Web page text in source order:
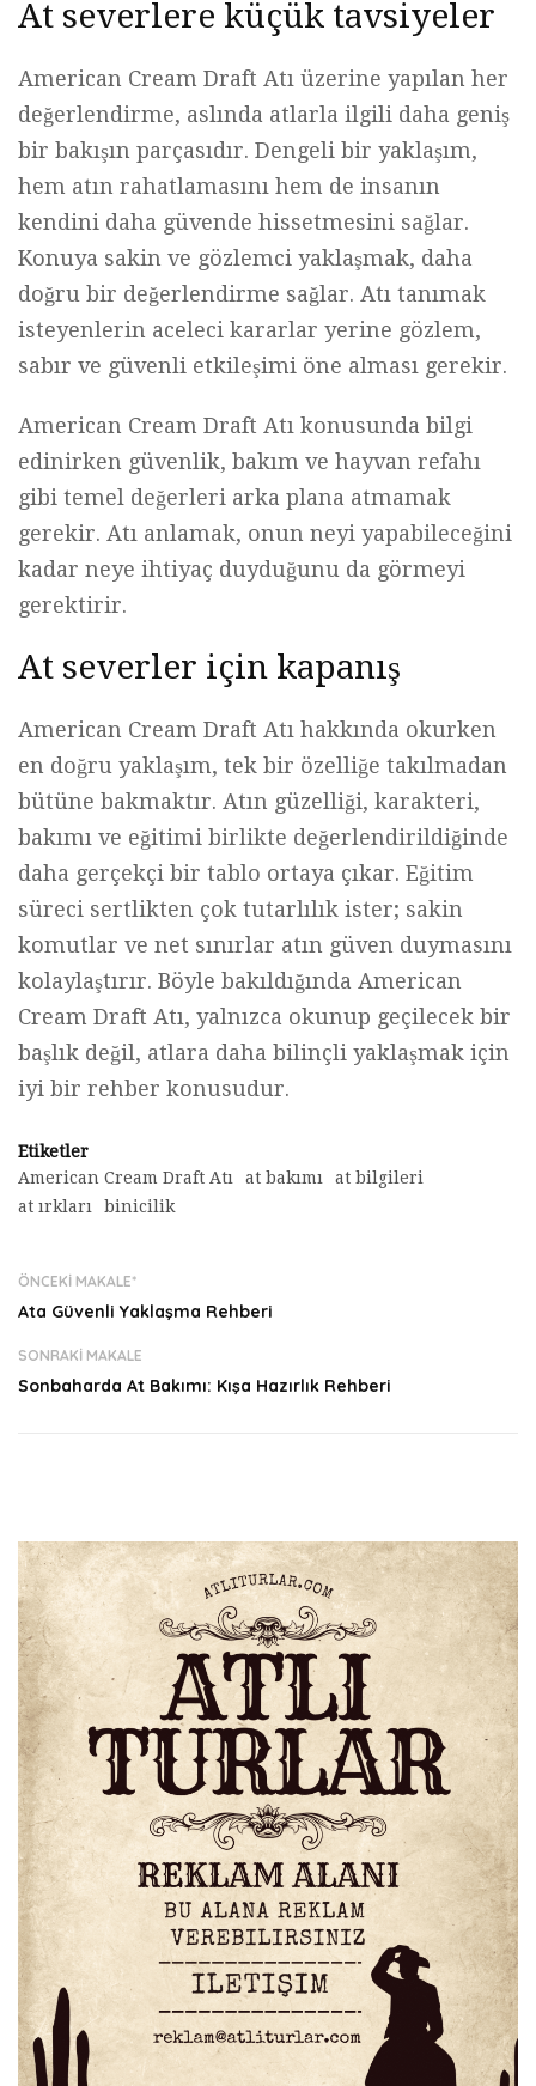
At severlere küçük tavsiyeler
American Cream Draft Atı üzerine yapılan her
değerlendirme, aslında atlarla ilgili daha geniş
bir bakışın parçasıdır. Dengeli bir yaklaşım,
hem atın rahatlamasını hem de insanın
kendini daha güvende hissetmesini sağlar.
Konuya sakin ve gözlemci yaklaşmak, daha
doğru bir değerlendirme sağlar. Atı tanımak
isteyenlerin aceleci kararlar yerine gözlem,
sabır ve güvenli etkileşimi öne alması gerekir.
American Cream Draft Atı konusunda bilgi
edinirken güvenlik, bakım ve hayvan refahı
gibi temel değerleri arka plana atmamak
gerekir. Atı anlamak, onun neyi yapabileceğini
kadar neye ihtiyaç duyduğunu da görmeyi
gerektirir.
At severler için kapanış
American Cream Draft Atı hakkında okurken
en doğru yaklaşım, tek bir özelliğe takılmadan
bütüne bakmaktır. Atın güzelliği, karakteri,
bakımı ve eğitimi birlikte değerlendirildiğinde
daha gerçekçi bir tablo ortaya çıkar. Eğitim
süreci sertlikten çok tutarlılık ister; sakin
komutlar ve net sınırlar atın güven duymasını
kolaylaştırır. Böyle bakıldığında American
Cream Draft Atı, yalnızca okunup geçilecek bir
başlık değil, atlara daha bilinçli yaklaşmak için
iyi bir rehber konusudur.
Etiketler
American Cream Draft Atı
at bakımı
at bilgileri
at ırkları
binicilik
ÖNCEKI MAKALE*
Ata Güvenli Yaklaşma Rehberi
SONRAKI MAKALE
Sonbaharda At Bakımı: Kışa Hazırlık Rehberi